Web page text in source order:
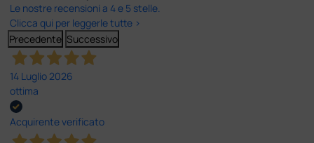
Le nostre recensioni a 4 e 5 stelle.
Clicca qui per leggerle tutte >
Precedente Successivo
14 Luglio 2026
ottima
Acquirente verificato